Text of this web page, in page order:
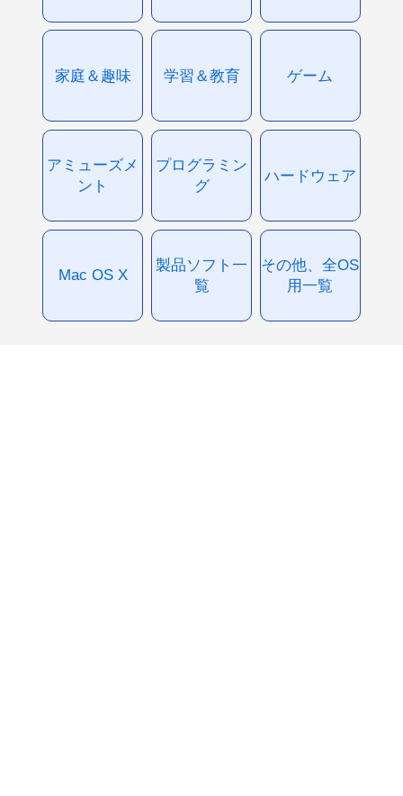
家庭＆趣味 学習＆教育 ゲーム
アミューズメ
ント
プログラミン
グ
ハードウェア
Mac OS X
製品ソフト一
覧
その他、全OS
用一覧